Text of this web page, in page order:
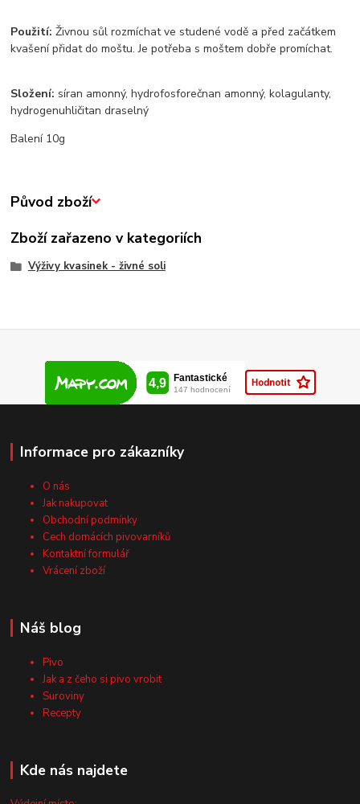
Použití: Živnou sůl rozmíchat ve studené vodě a před začátkem
kvašení přidat do moštu. Je potřeba s moštem dobře promíchat.
Složení: síran amonný, hydrofosforečnan amonný, kolagulanty,
hydrogenuhličitan draselný
Balení 10g
Původ zboží
Zboží zařazeno v kategoriích
Výživy kvasinek - živné soli
Informace pro zákazníky
O nás
Jak nakupovat
Obchodní podmínky
Cech domácích pivovarníků
Kontaktní formulář
Vrácení zboží
Náš blog
Pivo
Jak a z čeho si pivo vrobit
Suroviny
Recepty
Kde nás najdete